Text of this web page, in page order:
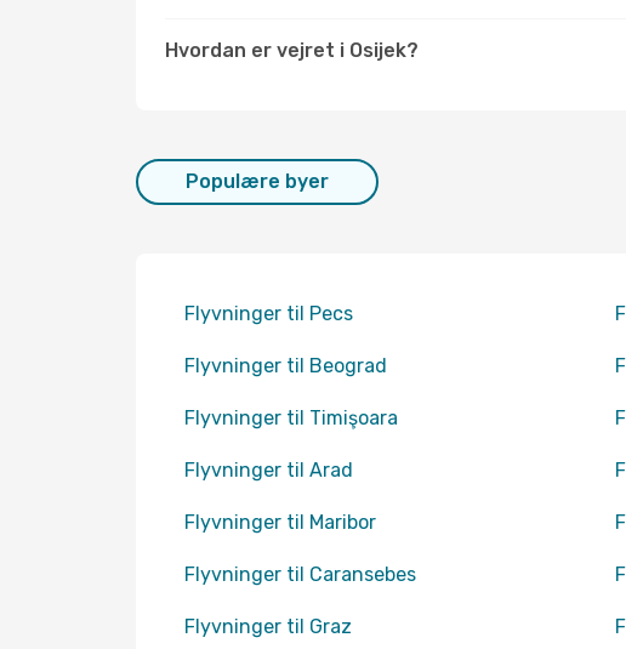
Hvordan er vejret i Osijek?
Populære byer
Flyvninger til Pecs
Flyvninger til Beograd
Flyvninger til Timişoara
Flyvninger til Arad
Flyvninger til Maribor
Flyvninger til Caransebes
Flyvninger til Graz